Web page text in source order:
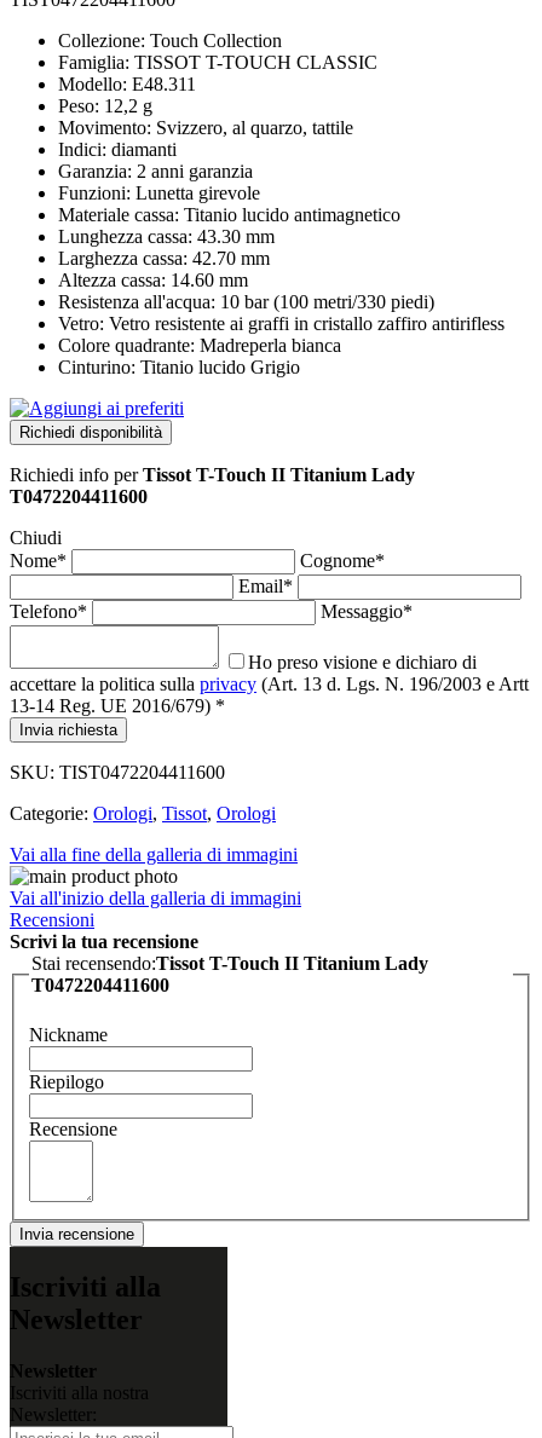
Collezione: Touch Collection
Famiglia: TISSOT T-TOUCH CLASSIC
Modello: E48.311
Peso: 12,2 g
Movimento: Svizzero, al quarzo, tattile
Indici: diamanti
Garanzia: 2 anni garanzia
Funzioni: Lunetta girevole
Materiale cassa: Titanio lucido antimagnetico
Lunghezza cassa: 43.30 mm
Larghezza cassa: 42.70 mm
Altezza cassa: 14.60 mm
Resistenza all'acqua: 10 bar (100 metri/330 piedi)
Vetro: Vetro resistente ai graffi in cristallo zaffiro antirifless
Colore quadrante: Madreperla bianca
Cinturino: Titanio lucido Grigio
Richiedi disponibilità
Richiedi info perTissot T-Touch II Titanium Lady
T0472204411600
Chiudi
Nome*
Cognome*
Email*
Telefono*
Messaggio*
Ho preso visione e dichiaro di
accettare la politica sulla privacy (Art. 13 d. Lgs. N. 196/2003 e Artt
13-14 Reg. UE 2016/679) *
Invia richiesta
SKU: TIST0472204411600
Categorie: Orologi, Tissot, Orologi
Vai alla fine della galleria di immagini
Vai all'inizio della galleria di immagini
Recensioni
Scrivi la tua recensione
Stai recensendo:Tissot T-Touch II Titanium Lady
T0472204411600
Nickname
Riepilogo
Recensione
Invia recensione
Iscriviti alla
Newsletter
Newsletter
Iscriviti alla nostra
Newsletter: